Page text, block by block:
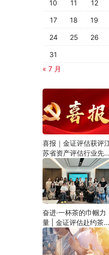
10 11 12
17 18 19
24 25 26
31
« 7 月
喜报｜金证评估获评
苏省资产评估行业先进
资产评估机构党组织
合伙人陈蓓获评优秀
产党员
奋进·一杯茶的巾帼力
量 | 金证评估赴约茶文
化雅集活动